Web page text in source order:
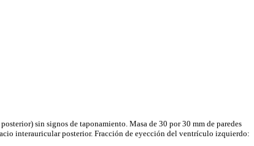
sin signos de taponamiento. Masa de 30 por 30 mm de paredes
interauricular posterior. Fracción de eyección del ventrículo izquierdo: